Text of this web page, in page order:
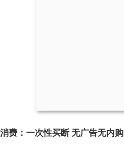
消费：一次性买断 无广告无内购